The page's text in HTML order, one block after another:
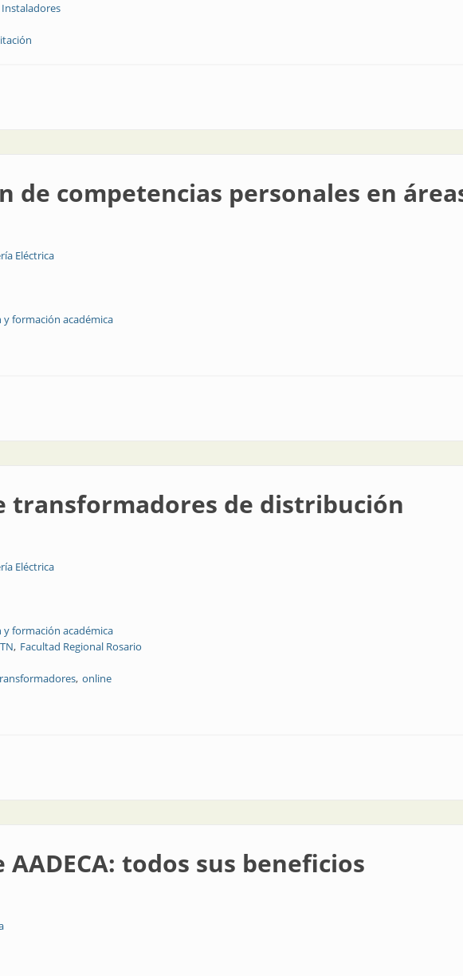
sector
de competencias personales en
Eléctrica
y formación académica
de competencias personales en áreas explosivas
transformadores de distribución
Eléctrica
y formación académica
Facultad Regional Rosario
online
transformadores de distribución
AADECA: todos sus beneficios